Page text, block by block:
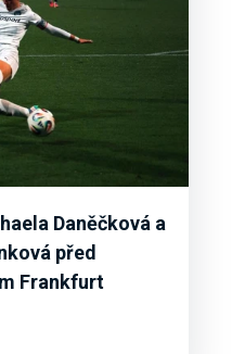
Daněčková a
před
Frankfurt